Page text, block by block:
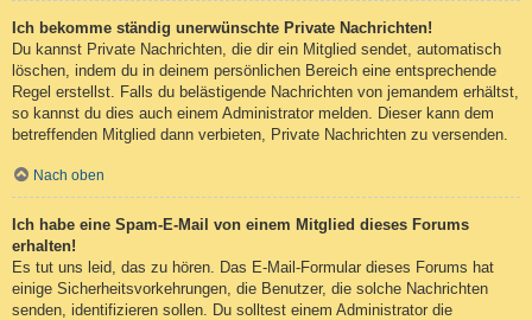
Ich bekomme ständig unerwünschte Private Nachrichten!
Du kannst Private Nachrichten, die dir ein Mitglied sendet, automatisch
löschen, indem du in deinem persönlichen Bereich eine entsprechende
Regel erstellst. Falls du belästigende Nachrichten von jemandem erhältst,
so kannst du dies auch einem Administrator melden. Dieser kann dem
betreffenden Mitglied dann verbieten, Private Nachrichten zu versenden.
Nach oben
Ich habe eine Spam-E-Mail von einem Mitglied dieses Forums
erhalten!
Es tut uns leid, das zu hören. Das E-Mail-Formular dieses Forums hat
einige Sicherheitsvorkehrungen, die Benutzer, die solche Nachrichten
senden, identifizieren sollen. Du solltest einem Administrator die